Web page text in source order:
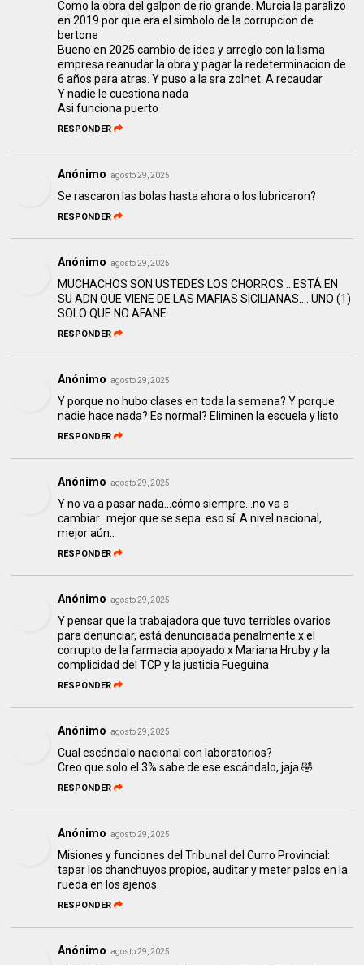
Como la obra del galpon de rio grande. Murcia la paralizo
en 2019 por que era el simbolo de la corrupcion de
bertone
Bueno en 2025 cambio de idea y arreglo con la lisma
empresa reanudar la obra y pagar la redeterminacion de
6 años para atras. Y puso a la sra zolnet. A recaudar
Y nadie le cuestiona nada
Asi funciona puerto
RESPONDER
Anónimo agosto 29, 2025
Se rascaron las bolas hasta ahora o los lubricaron?
RESPONDER
Anónimo agosto 29, 2025
MUCHACHOS SON USTEDES LOS CHORROS ...ESTÁ EN
SU ADN QUE VIENE DE LAS MAFIAS SICILIANAS.... UNO (1)
SOLO QUE NO AFANE
RESPONDER
Anónimo agosto 29, 2025
Y porque no hubo clases en toda la semana? Y porque
nadie hace nada? Es normal? Eliminen la escuela y listo
RESPONDER
Anónimo agosto 29, 2025
Y no va a pasar nada...cómo siempre...no va a
cambiar...mejor que se sepa..eso sí. A nivel nacional,
mejor aún..
RESPONDER
Anónimo agosto 29, 2025
Y pensar que la trabajadora que tuvo terribles ovarios
para denunciar, está denunciaada penalmente x el
corrupto de la farmacia apoyado x Mariana Hruby y la
complicidad del TCP y la justicia Fueguina
RESPONDER
Anónimo agosto 29, 2025
Cual escándalo nacional con laboratorios?
Creo que solo el 3% sabe de ese escándalo, jaja 🤣
RESPONDER
Anónimo agosto 29, 2025
Misiones y funciones del Tribunal del Curro Provincial:
tapar los chanchuyos propios, auditar y meter palos en la
rueda en los ajenos.
RESPONDER
Anónimo agosto 29, 2025